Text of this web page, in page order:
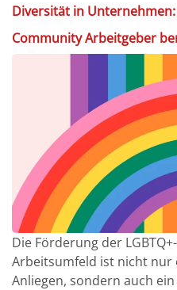
Diversität in Unternehmen:
Community Arbeitgeber
Die Förderung der
Arbeitsumfeld ist nicht nur
Anliegen, sondern auch